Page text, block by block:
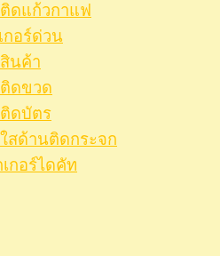
ดแก้วกาแฟ
อร์ด่วน
นค้า
ดขวด
ดบัตร
สด้านติดกระจก
กอร์ไดคัท